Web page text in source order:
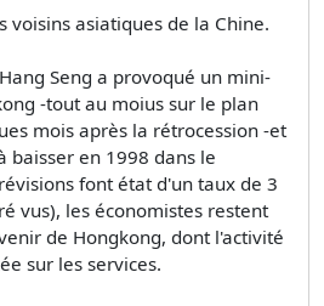
voisins asiatiques de la Chine.
Seng a provoqué un mini­
-tout au moius sur le plan
mois après la rétrocession -et
baisser en 1998 dans le
font état d'un taux de 3
vus), les économistes restent
de Hongkong, dont l'activité
sur les services.